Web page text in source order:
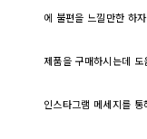
에 불편을 느낄만한 하
제품을 구매하시는데
인스타그램 메세지를